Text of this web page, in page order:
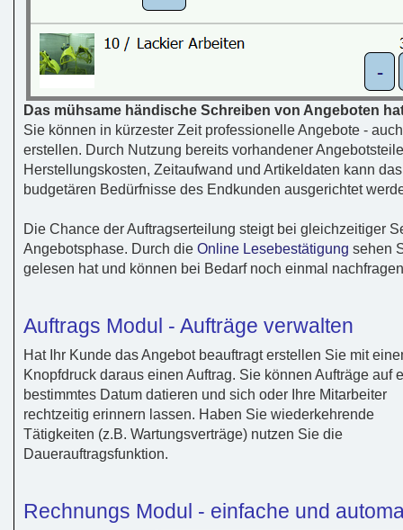
Das mühsame händische Schreiben von Angeboten
Sie können in kürzester Zeit professionelle Angebote -
erstellen. Durch Nutzung bereits vorhandener
Herstellungskosten, Zeitaufwand und Artikeldaten kann
budgetären Bedürfnisse des Endkunden ausgerichtet
Die Chance der Auftragserteilung steigt bei gleichzeitiger
Angebotsphase. Durch die Online Lesebestätigung sehen
gelesen hat und können bei Bedarf noch einmal
Auftrags Modul - Aufträge verwalten
Hat Ihr Kunde das Angebot beauftragt erstellen Sie mit
Knopfdruck daraus einen Auftrag. Sie können Aufträge auf
bestimmtes Datum datieren und sich oder Ihre Mitarbeiter
rechtzeitig erinnern lassen. Haben Sie wiederkehrende
Tätigkeiten (z.B. Wartungsverträge) nutzen Sie die
Dauerauftragsfunktion.
Rechnungs Modul - einfache und